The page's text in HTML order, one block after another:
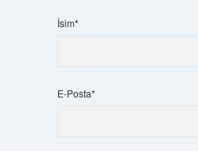
İsim*
E-Posta*